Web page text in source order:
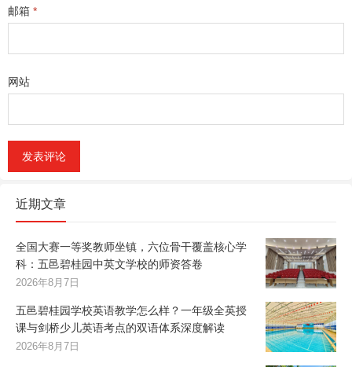
邮箱 *
网站
近期文章
全国大赛一等奖教师坐镇，六位骨干覆盖核心学
科：五邑碧桂园中英文学校的师资答卷
2026年8月7日
五邑碧桂园学校英语教学怎么样？一年级全英授
课与剑桥少儿英语考点的双语体系深度解读
2026年8月7日